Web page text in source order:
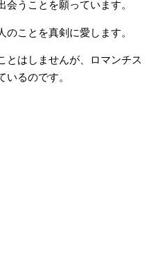
うことを願っています。
ことを真剣に愛します。
とはしませんが、ロマンチス
いるのです。